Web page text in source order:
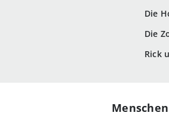
Die
Die
Rick